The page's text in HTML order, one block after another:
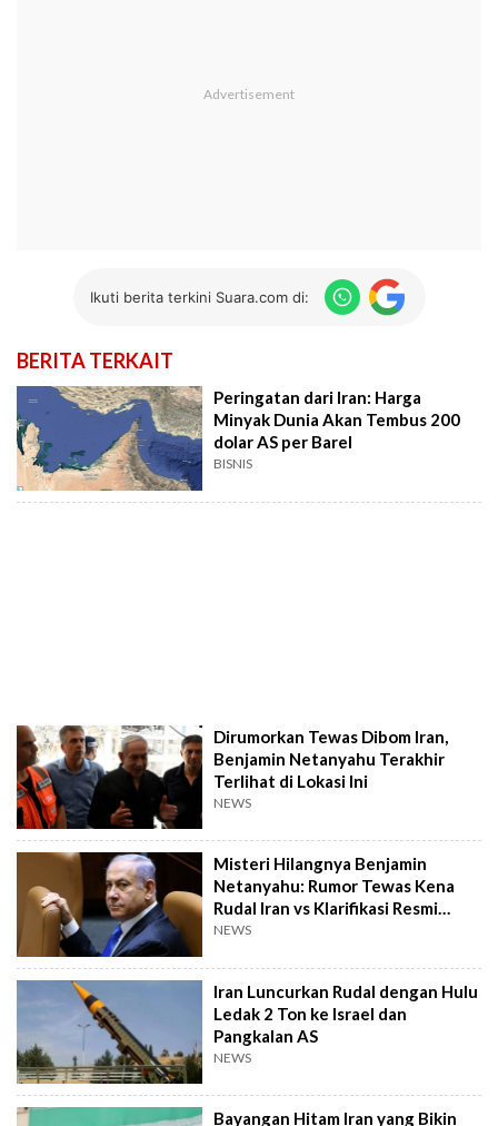
Ikuti berita terkini Suara.com di:
BERITA TERKAIT
Peringatan dari Iran: Harga
Minyak Dunia Akan Tembus 200
dolar AS per Barel
BISNIS
Dirumorkan Tewas Dibom Iran,
Benjamin Netanyahu Terakhir
Terlihat di Lokasi Ini
NEWS
Misteri Hilangnya Benjamin
Netanyahu: Rumor Tewas Kena
Rudal Iran vs Klarifikasi Resmi
Israel
NEWS
Iran Luncurkan Rudal dengan Hulu
Ledak 2 Ton ke Israel dan
Pangkalan AS
NEWS
Bayangan Hitam Iran yang Bikin